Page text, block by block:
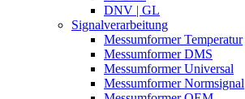
DNV | GL
Signalverarbeitung
Messumformer Temperatur
Messumformer DMS
Messumformer Universal
Messumformer Normsignal